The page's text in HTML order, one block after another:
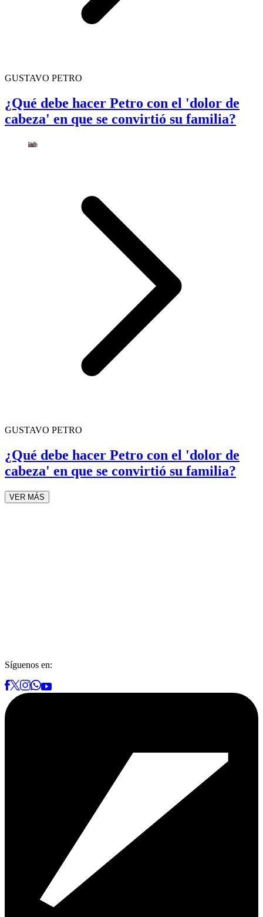
GUSTAVO PETRO
¿Qué debe hacer Petro con el 'dolor de
cabeza' en que se convirtió su familia?
GUSTAVO PETRO
¿Qué debe hacer Petro con el 'dolor de
cabeza' en que se convirtió su familia?
VER MÁS
Síguenos en: